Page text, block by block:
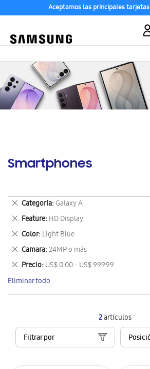
Aceptamos las principales
Smartphones
2artículos
Filtrar por
Categoría Galaxy A
Eliminar
este
artículo
Feature HD Display
Eliminar
este
artículo
Color Light Blue
Eliminar
este
artículo
Camara 24MP o más
Eliminar
este
artículo
Precio US$ 0.00 - US$ 999.99
Eliminar
este
artículo
Eliminar todo